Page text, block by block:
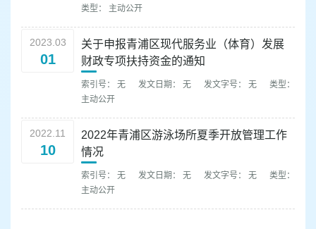
类型： 主动公开
2023.03
01
关于申报青浦区现代服务业（体育）发展
财政专项扶持资金的通知
索引号： 无 发文日期： 无 发文字号： 无
类型：
主动公开
2022.11
10
2022年青浦区游泳场所夏季开放管理工作
情况
索引号： 无 发文日期： 无 发文字号： 无
类型：
主动公开